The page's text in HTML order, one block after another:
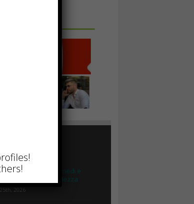
secchi: cause, rimedi e
per ritrovare morbidezza
2026